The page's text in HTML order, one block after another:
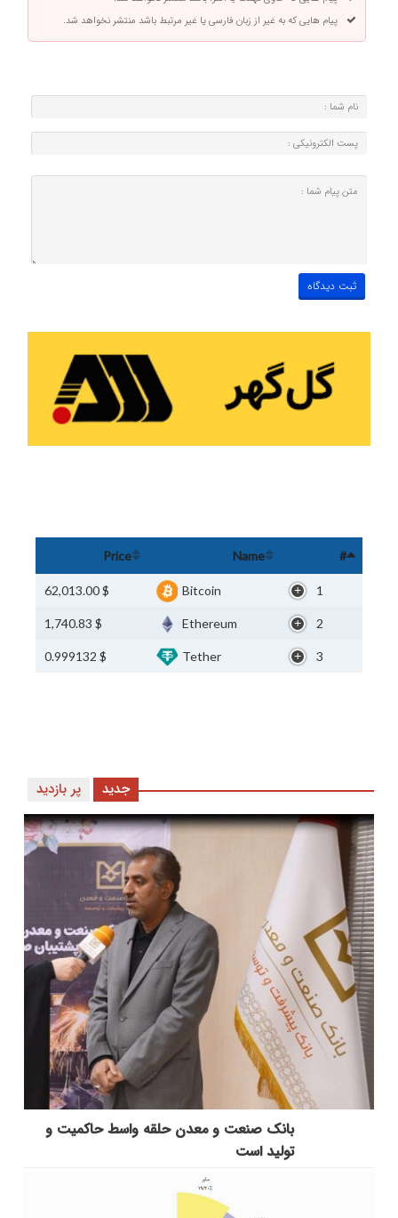
پیام هایی که به غیر از زبان فارسی یا غیر مرتبط باشد منتشر نخواهد شد.
#
Name
Price
1
Bitcoin
$ 62,013.00
2
Ethereum
$ 1,740.83
3
Tether
$ 0.999132
پر بازدید جدید
بانك صنعت و معدن حلقه واسط حاكمیت و
تولید است